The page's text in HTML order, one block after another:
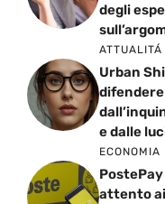
degli
ATTUALITÁ
Urban
e dalle
attento